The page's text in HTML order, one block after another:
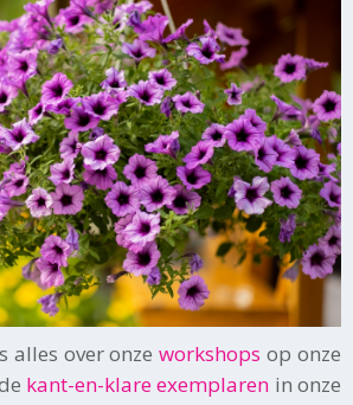
alles over onzeworkshops op onze
kant-en-klare exemplaren in onze